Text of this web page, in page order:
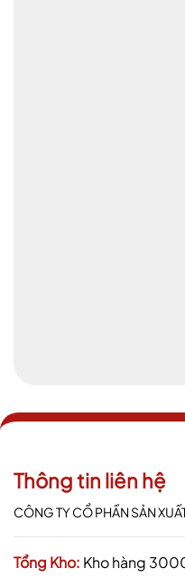
Thông tin liên hệ
CÔNG TY CỔ PHẦN SẢN
Tổng Kho: Kho hàng